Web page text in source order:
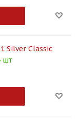
Silver Classic
шт